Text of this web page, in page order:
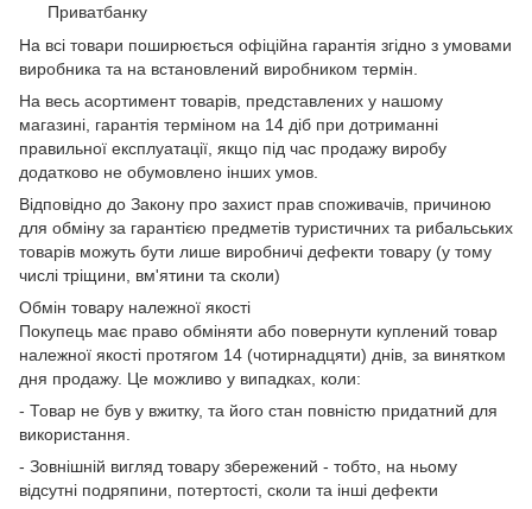
Приватбанку
На всі товари поширюється офіційна гарантія згідно з умовами
виробника та на встановлений виробником термін.
На весь асортимент товарів, представлених у нашому
магазині, гарантія терміном на 14 діб при дотриманні
правильної експлуатації, якщо під час продажу виробу
додатково не обумовлено інших умов.
Відповідно до Закону про захист прав споживачів, причиною
для обміну за гарантією предметів туристичних та рибальських
товарів можуть бути лише виробничі дефекти товару (у тому
числі тріщини, вм'ятини та сколи)
Обмін товару належної якості
Покупець має право обміняти або повернути куплений товар
належної якості протягом 14 (чотирнадцяти) днів, за винятком
дня продажу. Це можливо у випадках, коли:
- Товар не був у вжитку, та його стан повністю придатний для
використання.
- Зовнішній вигляд товару збережений - тобто, на ньому
відсутні подряпини, потертості, сколи та інші дефекти